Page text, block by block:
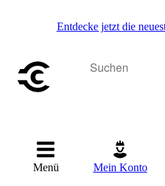
Entdecke jetzt die
Menü Mein Konto